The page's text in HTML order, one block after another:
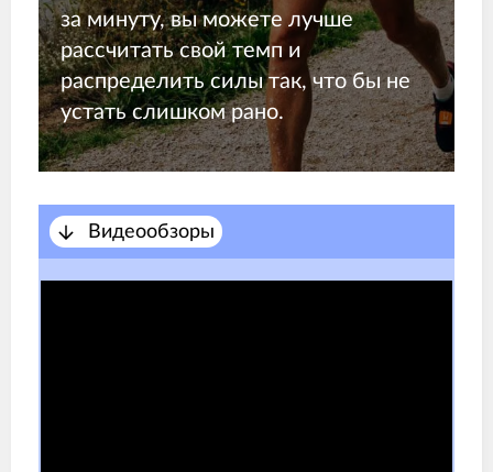
за минуту, вы можете лучше
рассчитать свой темп и
распределить силы так, что бы не
устать слишком рано.
Видеообзоры